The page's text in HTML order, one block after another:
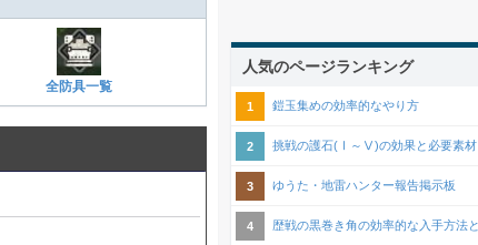
全防具一覧
人気のページランキング
鎧玉集めの効率的なやり方
挑戦の護石(Ⅰ～Ⅴ)の効果と必要素材
ゆうた・地雷ハンター報告掲示板
歴戦の黒巻き角の効率的な入手方法